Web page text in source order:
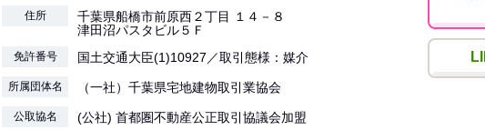
住所
千葉県船橋市前原西２丁目 １４－８
津田沼パスタビル５Ｆ
免許番号 国土交通大臣(1)10927／取引態様：媒介
所属団体名 （一社）千葉県宅地建物取引業協会
公取協名 (公社) 首都圏不動産公正取引協議会加盟